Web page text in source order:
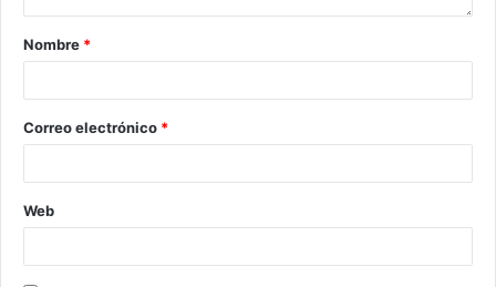
Nombre *
Correo electrónico *
Web